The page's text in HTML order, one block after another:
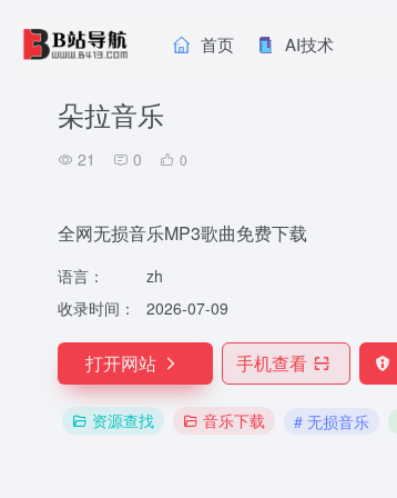
首页 AI技术
朵拉音乐
21 0 0
全网无损音乐MP3歌曲免费下载
语言：
zh
收录时间：
2026-07-09
打开网站 手机查看
资源查找 音乐下载 # 无损音乐